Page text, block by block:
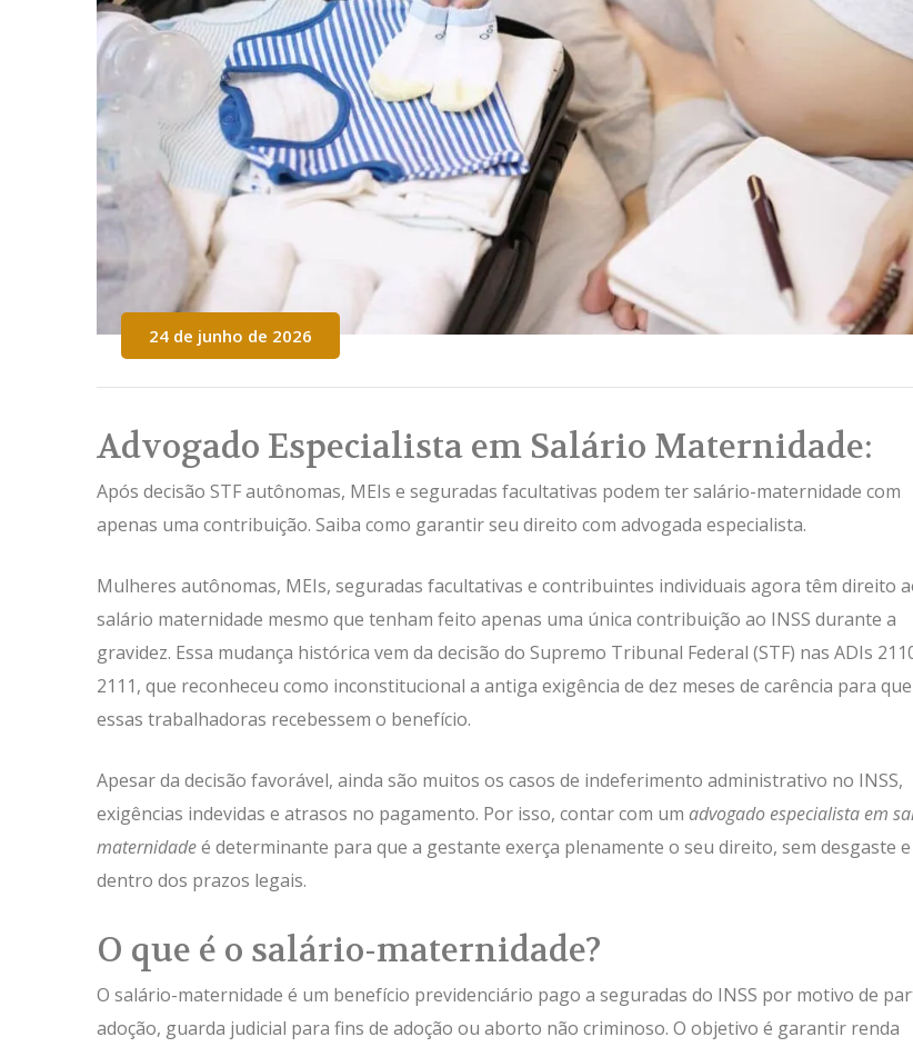
24 de junho de 2026
Advogado Especialista em Salário Maternidade:
Após decisão STF autônomas, MEIs e seguradas facultativas podem ter salário-maternidade com
apenas uma contribuição. Saiba como garantir seu direito com advogada especialista.
Mulheres autônomas, MEIs, seguradas facultativas e contribuintes individuais agora têm direito
salário maternidade mesmo que tenham feito apenas uma única contribuição ao INSS durante a
gravidez. Essa mudança histórica vem da decisão do Supremo Tribunal Federal (STF) nas ADIs
2111, que reconheceu como inconstitucional a antiga exigência de dez meses de carência para que
essas trabalhadoras recebessem o benefício.
Apesar da decisão favorável, ainda são muitos os casos de indeferimento administrativo no INSS,
exigências indevidas e atrasos no pagamento. Por isso, contar com um advogado especialista em
maternidadeé determinante para que a gestante exerça plenamente o seu direito, sem desgaste e
dentro dos prazos legais.
O que é o salário-maternidade?
O salário-maternidade é um benefício previdenciário pago a seguradas do INSS por motivo de
adoção, guarda judicial para fins de adoção ou aborto não criminoso. O objetivo é garantir renda